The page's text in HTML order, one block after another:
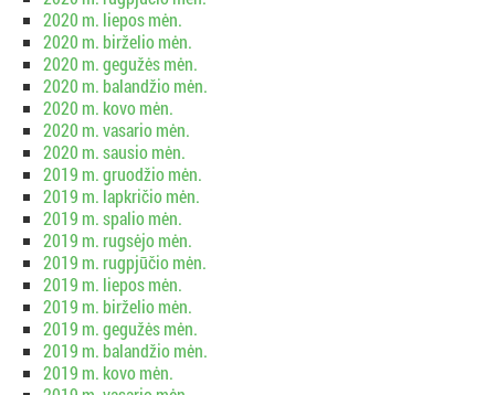
2020 m. liepos mėn.
2020 m. birželio mėn.
2020 m. gegužės mėn.
2020 m. balandžio mėn.
2020 m. kovo mėn.
2020 m. vasario mėn.
2020 m. sausio mėn.
2019 m. gruodžio mėn.
2019 m. lapkričio mėn.
2019 m. spalio mėn.
2019 m. rugsėjo mėn.
2019 m. rugpjūčio mėn.
2019 m. liepos mėn.
2019 m. birželio mėn.
2019 m. gegužės mėn.
2019 m. balandžio mėn.
2019 m. kovo mėn.